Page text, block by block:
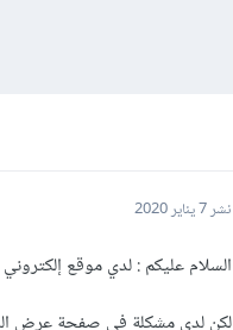
نشر7 يناير 2020
السلام عليكم : لدي موقع